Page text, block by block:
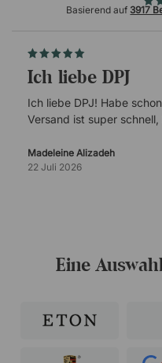
Basierend auf 3917
Ich liebe DPJ
Ich liebe DPJ! Habe
Versand ist super
verlässlich.
Madeleine Alizadeh
22 Juli 2026
Eine